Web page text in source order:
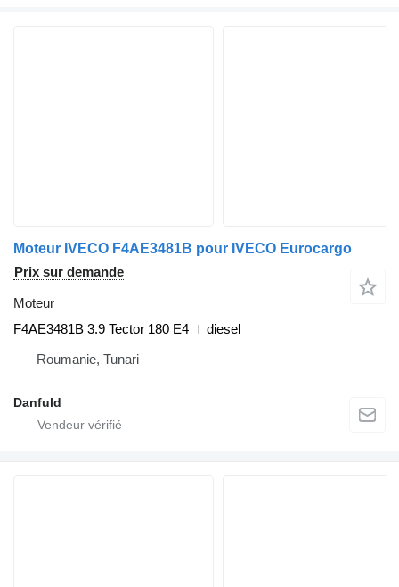
Moteur IVECO F4AE3481B pour IVECO Eurocargo
Prix sur demande
Moteur
F4AE3481B 3.9 Tector 180 E4
diesel
Roumanie, Tunari
Danfuld